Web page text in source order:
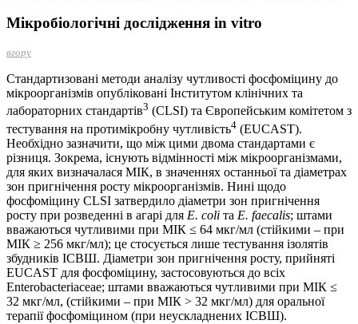
Мікробіологічні дослідження in vitro
вгору
Стандартизовані методи аналізу чутливості фосфоміцину до
мікроорганізмів опубліковані Інститутом клінічних та
лабораторних стандартів3 (CLSI) та Європейським комітетом з
тестування на протимікробну чутливість4 (EUCAST).
Необхідно зазначити, що між цими двома стандартами є
різниця. Зокрема, існують відмінності між мікроорганізмами,
для яких визначалася МІК, в значеннях останньої та діаметрах
зон пригнічення росту мікроорганізмів. Нині щодо
фосфоміцину CLSI затвердило діаметри зон пригнічення
росту при розведенні в агарі для E. coli та E. faecalis; штами
вважаються чутливими при МІК ≤ 64 мкг/мл (стійкими – при
МІК ≥ 256 мкг/мл); це стосується лише тестування ізолятів
збудників ІСВШ. Діаметри зон пригнічення росту, прий­няті
EUCAST для фосфоміцину, застосовуються до всіх
Enterobacteriaceae; штами вважаються чутливими при МІК ≤
32 мкг/мл, (стійкими – при МІК > 32 мкг/мл) для оральної
терапії фосфоміцином (при неускладнених ІСВШ).